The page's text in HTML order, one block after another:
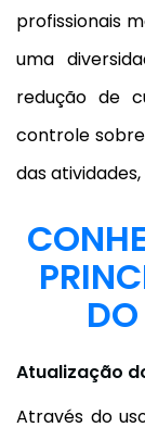
profissionais
uma
redução de
controle
das
Atualização
Através do